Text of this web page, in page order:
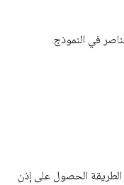
في النموذج.
الحصول على إذن